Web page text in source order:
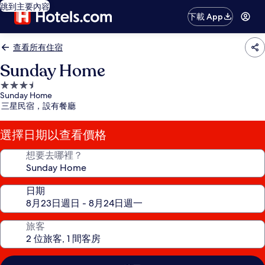
跳到主要內容
下載 App
查看所有住宿
Sunday Home
3.5
星
級
住
宿
Sunday Home
三星民宿，設有餐廳
選擇日期以查看價格
想要去哪裡？
日期
旅客